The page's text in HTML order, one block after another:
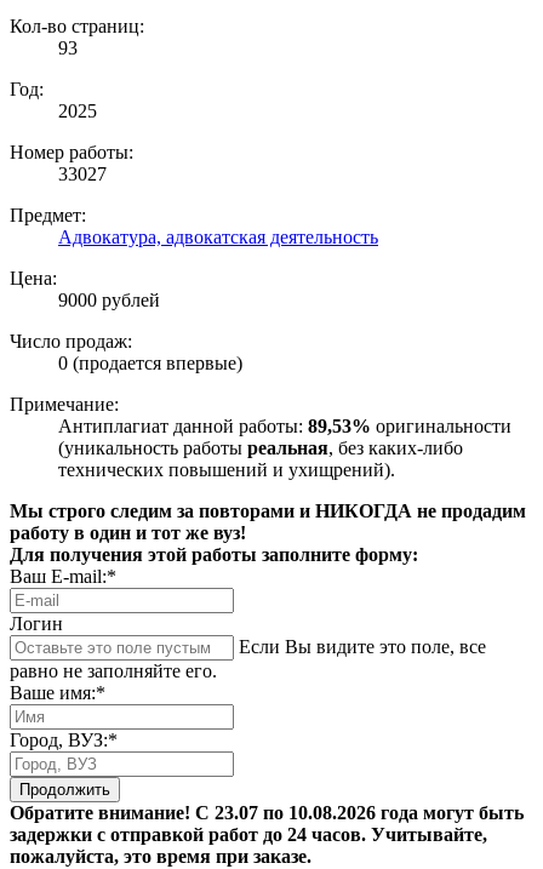
Кол-во страниц:
93
Год:
2025
Номер работы:
33027
Предмет:
Адвокатура, адвокатская деятельность
Цена:
9000 рублей
Число продаж:
0 (продается впервые)
Примечание:
Антиплагиат данной работы: 89,53% оригинальности
(уникальность работы реальная, без каких-либо
технических повышений и ухищрений).
Мы строго следим за повторами и НИКОГДА не продадим
работу в один и тот же вуз!
Для получения этой работы заполните форму:
Ваш E-mail:*
Логин
Если Вы видите это поле, все
равно не заполняйте его.
Ваше имя:*
Город, ВУЗ:*
Продолжить
Обратите внимание! С 23.07 по 10.08.2026 года могут быть
задержки с отправкой работ до 24 часов. Учитывайте,
пожалуйста, это время при заказе.